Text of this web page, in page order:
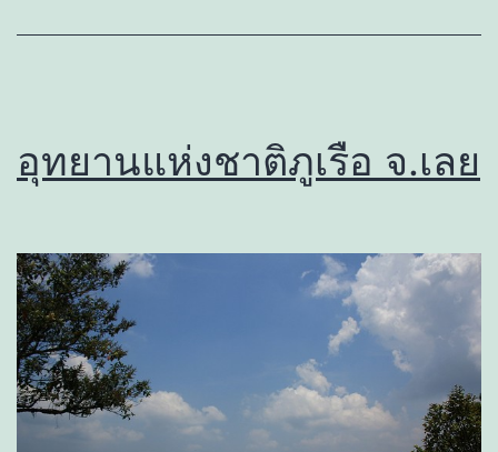
อุทยานแห่งชาติภูเรือ จ.เลย